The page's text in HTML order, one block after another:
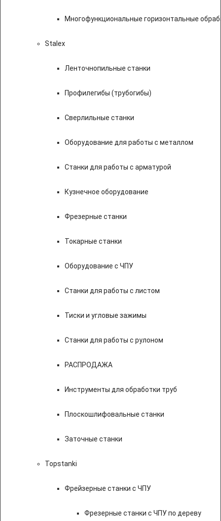
Многофункциональные горизонтальные
Stalex
Ленточнопильные станки
Профилегибы (трубогибы)
Сверлильные станки
Оборудование для работы с металлом
Станки для работы с арматурой
Кузнечное оборудование
Фрезерные станки
Токарные станки
Оборудование с ЧПУ
Станки для работы с листом
Тиски и угловые зажимы
Станки для работы с рулоном
РАСПРОДАЖА
Инструменты для обработки труб
Плоскошлифовальные станки
Заточные станки
Topstanki
Фрейзерные станки с ЧПУ
Фрезерные станки с ЧПУ по дереву